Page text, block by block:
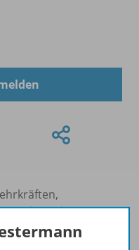
und Erzieher/-innen
Sie sich mit Ihrem